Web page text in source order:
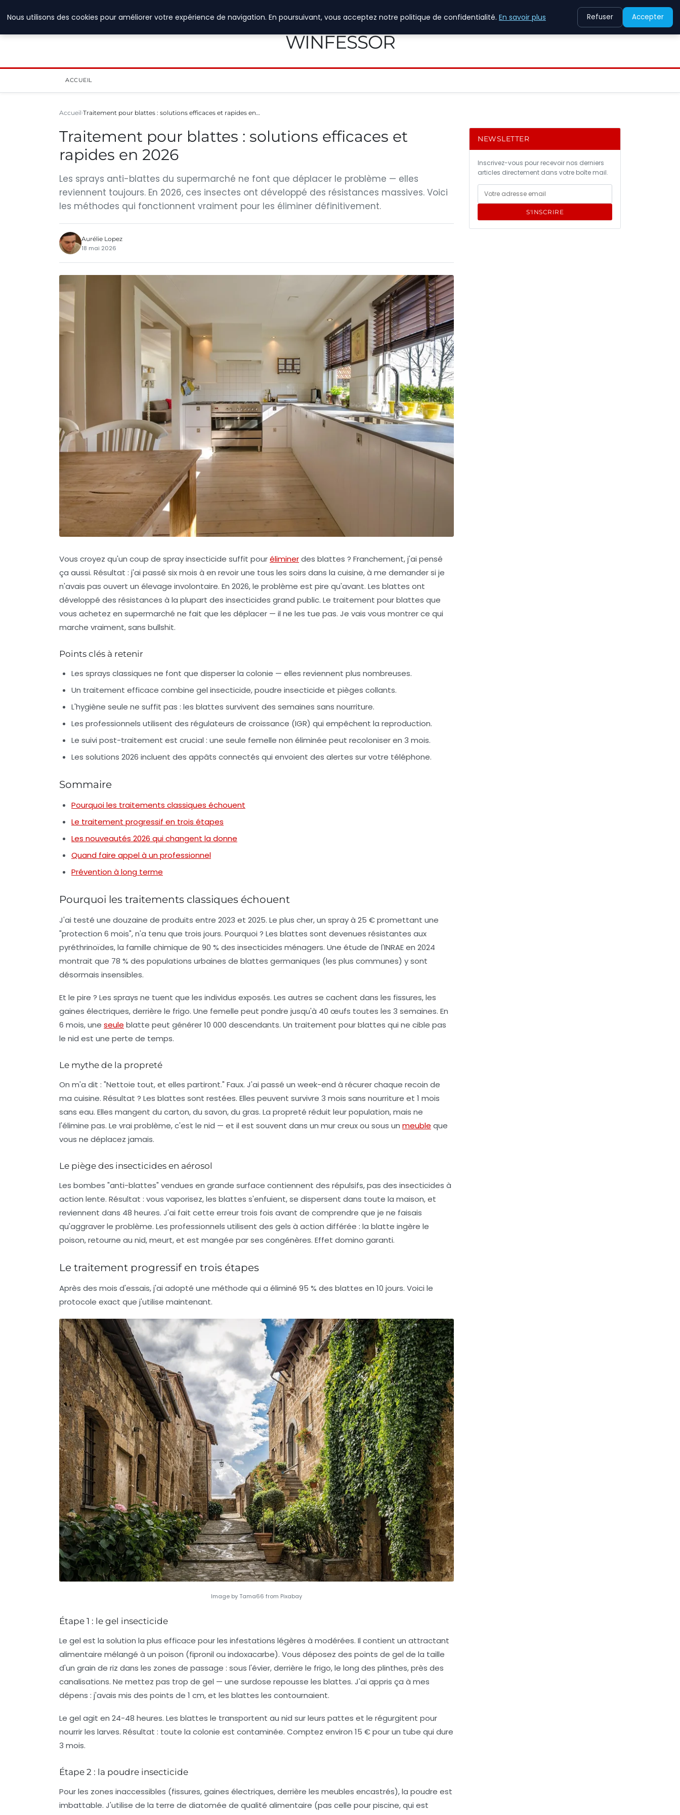
WINFESSOR
ACCUEIL
Accueil Traitement pour blattes : solutions efficaces et rapides en…
Traitement pour blattes : solutions efficaces et
rapides en 2026
Les sprays anti-blattes du supermarché ne font que déplacer le problème — elles
reviennent toujours. En 2026, ces insectes ont développé des résistances massives. Voici
les méthodes qui fonctionnent vraiment pour les éliminer définitivement.
Aurélie Lopez
18 mai 2026
Vous croyez qu'un coup de spray insecticide suffit pouréliminerdes blattes ? Franchement, j'ai pensé
ça aussi. Résultat : j'ai passé six mois à en revoir une tous les soirs dans la cuisine, à me demander si je
n'avais pas ouvert un élevage involontaire. En 2026, le problème est pire qu'avant. Les blattes ont
développé des résistances à la plupart des insecticides grand public. Le traitement pour blattes que
vous achetez en supermarché ne fait que les déplacer — il ne les tue pas. Je vais vous montrer ce qui
marche vraiment, sans bullshit.
Points clés à retenir
Les sprays classiques ne font que disperser la colonie — elles reviennent plus nombreuses.
Un traitement efficace combine gel insecticide, poudre insecticide et pièges collants.
L'hygiène seule ne suffit pas : les blattes survivent des semaines sans nourriture.
Les professionnels utilisent des régulateurs de croissance (IGR) qui empêchent la reproduction.
Le suivi post-traitement est crucial : une seule femelle non éliminée peut recoloniser en 3 mois.
Les solutions 2026 incluent des appâts connectés qui envoient des alertes sur votre téléphone.
Sommaire
Pourquoi les traitements classiques échouent
Le traitement progressif en trois étapes
Les nouveautés 2026 qui changent la donne
Quand faire appel à un professionnel
Prévention à long terme
Pourquoi les traitements classiques échouent
J'ai testé une douzaine de produits entre 2023 et 2025. Le plus cher, un spray à 25 € promettant une
"protection 6 mois", n'a tenu que trois jours. Pourquoi ? Les blattes sont devenues résistantes aux
pyréthrinoïdes, la famille chimique de 90 % des insecticides ménagers. Une étude de l'INRAE en 2024
montrait que 78 % des populations urbaines de blattes germaniques (les plus communes) y sont
désormais insensibles.
Et le pire ? Les sprays ne tuent que les individus exposés. Les autres se cachent dans les fissures, les
gaines électriques, derrière le frigo. Une femelle peut pondre jusqu'à 40 œufs toutes les 3 semaines. En
6 mois, une seule blatte peut générer 10 000 descendants. Un traitement pour blattes qui ne cible pas
le nid est une perte de temps.
Le mythe de la propreté
On m'a dit : "Nettoie tout, et elles partiront." Faux. J'ai passé un week-end à récurer chaque recoin de
ma cuisine. Résultat ? Les blattes sont restées. Elles peuvent survivre 3 mois sans nourriture et 1 mois
sans eau. Elles mangent du carton, du savon, du gras. La propreté réduit leur population, mais ne
l'élimine pas. Le vrai problème, c'est le nid — et il est souvent dans un mur creux ou sous un meuble que
vous ne déplacez jamais.
Le piège des insecticides en aérosol
Les bombes "anti-blattes" vendues en grande surface contiennent des répulsifs, pas des insecticides à
action lente. Résultat : vous vaporisez, les blattes s'enfuient, se dispersent dans toute la maison, et
reviennent dans 48 heures. J'ai fait cette erreur trois fois avant de comprendre que je ne faisais
qu'aggraver le problème. Les professionnels utilisent des gels à action différée : la blatte ingère le
poison, retourne au nid, meurt, et est mangée par ses congénères. Effet domino garanti.
Le traitement progressif en trois étapes
Après des mois d'essais, j'ai adopté une méthode qui a éliminé 95 % des blattes en 10 jours. Voici le
protocole exact que j'utilise maintenant.
Image by Tama66 from Pixabay
Étape 1 : le gel insecticide
Le gel est la solution la plus efficace pour les infestations légères à modérées. Il contient un attractant
alimentaire mélangé à un poison (fipronil ou indoxacarbe). Vous déposez des points de gel de la taille
d'un grain de riz dans les zones de passage : sous l'évier, derrière le frigo, le long des plinthes, près des
canalisations. Ne mettez pas trop de gel — une surdose repousse les blattes. J'ai appris ça à mes
dépens : j'avais mis des points de 1 cm, et les blattes les contournaient.
Le gel agit en 24-48 heures. Les blattes le transportent au nid sur leurs pattes et le régurgitent pour
nourrir les larves. Résultat : toute la colonie est contaminée. Comptez environ 15 € pour un tube qui dure
3 mois.
Étape 2 : la poudre insecticide
Pour les zones inaccessibles (fissures, gaines électriques, derrière les meubles encastrés), la poudre est
imbattable. J'utilise de la terre de diatomée de qualité alimentaire (pas celle pour piscine, qui est
NEWSLETTER
Inscrivez-vous pour recevoir nos derniers
articles directement dans votre boîte mail.
S'INSCRIRE
Nous utilisons des cookies pour améliorer votre expérience de navigation. En poursuivant, vous acceptez notre politique de confidentialité. En savoir plus Refuser Accepter